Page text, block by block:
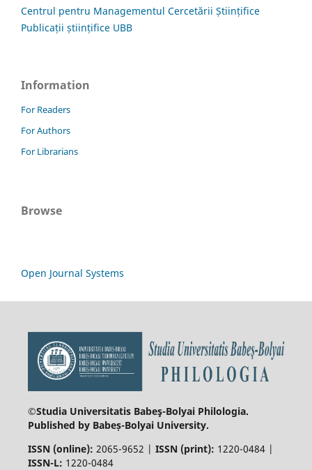
Centrul pentru Managementul Cercetării Științifice
Publicații științifice UBB
Information
For Readers
For Authors
For Librarians
Browse
Open Journal Systems
©Studia Universitatis Babeş-Bolyai Philologia.
Published by Babeș-Bolyai University.
ISSN (online): 2065-9652 | ISSN (print): 1220-0484 |
ISSN-L: 1220-0484